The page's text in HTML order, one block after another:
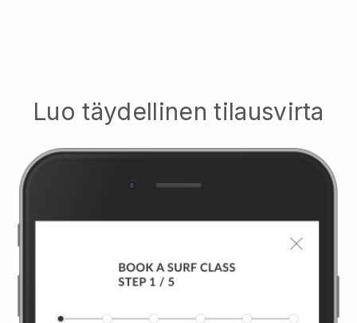
Luo täydellinen tilausvirta